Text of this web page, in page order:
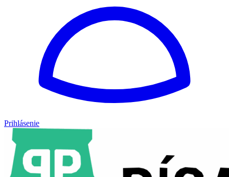
Prihlásenie